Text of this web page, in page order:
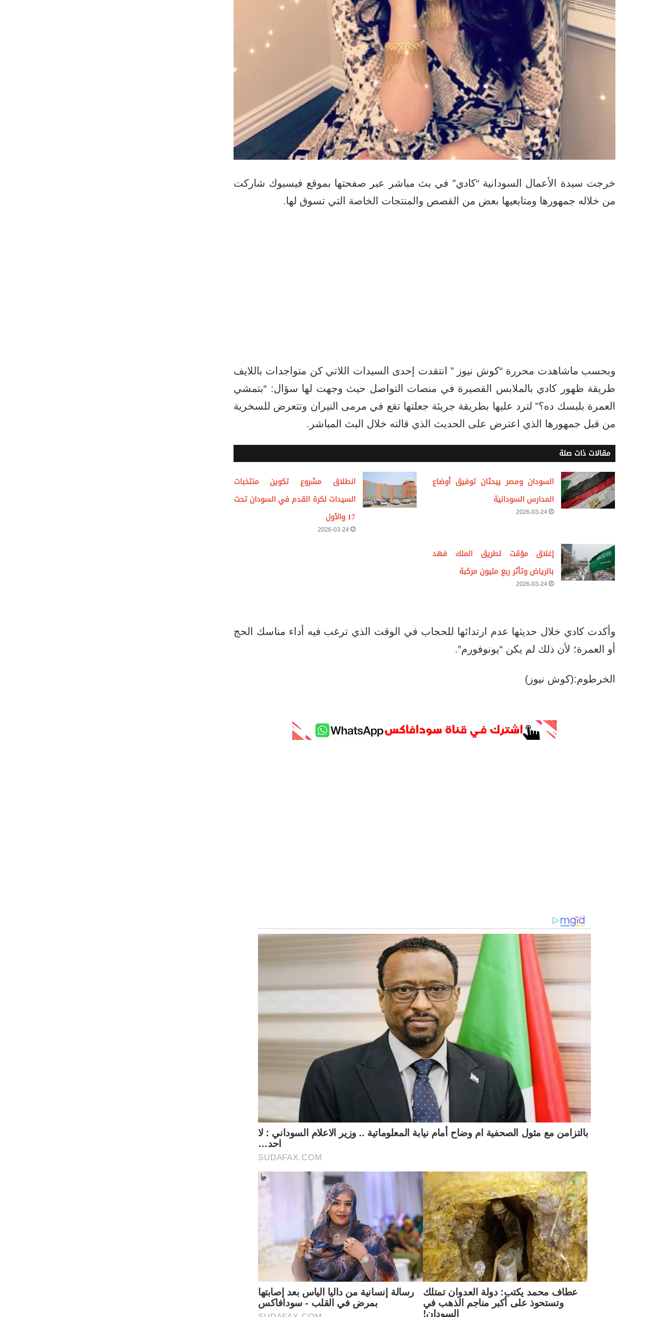
خرجت سيدة الأعمال السودانية “كادي” في بث مباشر عبر صفحتها بموقع فيسبوك شاركت
من خلاله جمهورها ومتابعيها بعض من القصص والمنتجات الخاصة التي تسوق لها.
وبحسب ماشاهدت محررة “كوش نيوز ” انتقدت إحدى السيدات اللاتي كن متواجدات باللايف
طريقة ظهور كادي بالملابس القصيرة في منصات التواصل حيث وجهت لها سؤال: “بتمشي
العمرة بلبسك ده؟” لترد عليها بطريقة جريئة جعلتها تقع في مرمى النيران وتتعرض للسخرية
من قبل جمهورها الذي اعترض على الحديث الذي قالته خلال البث المباشر.
مقالات ذات صلة
السودان ومصر يبحثان توفيق أوضاع
المدارس السودانية
2026-03-24
انطلاق مشروع تكوين منتخبات
السيدات لكرة القدم في السودان تحت
17 والأول
2026-03-24
إغلاق مؤقت لطريق الملك فهد
بالرياض وتأثر ربع مليون مركبة
2026-03-24
وأكدت كادي خلال حديثها عدم ارتدائها للحجاب في الوقت الذي ترغب فيه أداء مناسك الحج
أو العمرة؛ لأن ذلك لم يكن “يونوفورم”.
الخرطوم:(كوش نيوز)